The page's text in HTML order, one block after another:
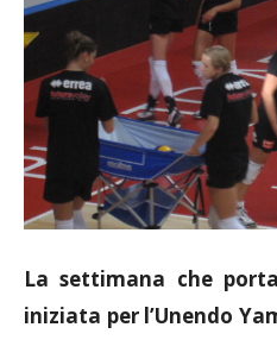
La settimana che
iniziata per l’Unendo